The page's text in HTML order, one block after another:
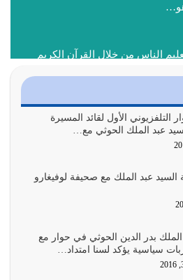
هو…
الناس من خلال القرآن الكريم
الله (أقم الصلاة لذكري) إضافة إلى
الابتعاد عن كتاب الله والتعدي
عن ذكر الله وعن هدى الله
التلفزيوني الأول لقائد المسيرة
عبد الملك الحوثي مع…
السيد عبد الملك مع صحيفة لوفيغارو
الملك بدر الدين الحوثي في حوار مع
سياسية يؤكد لسنا امتداد…